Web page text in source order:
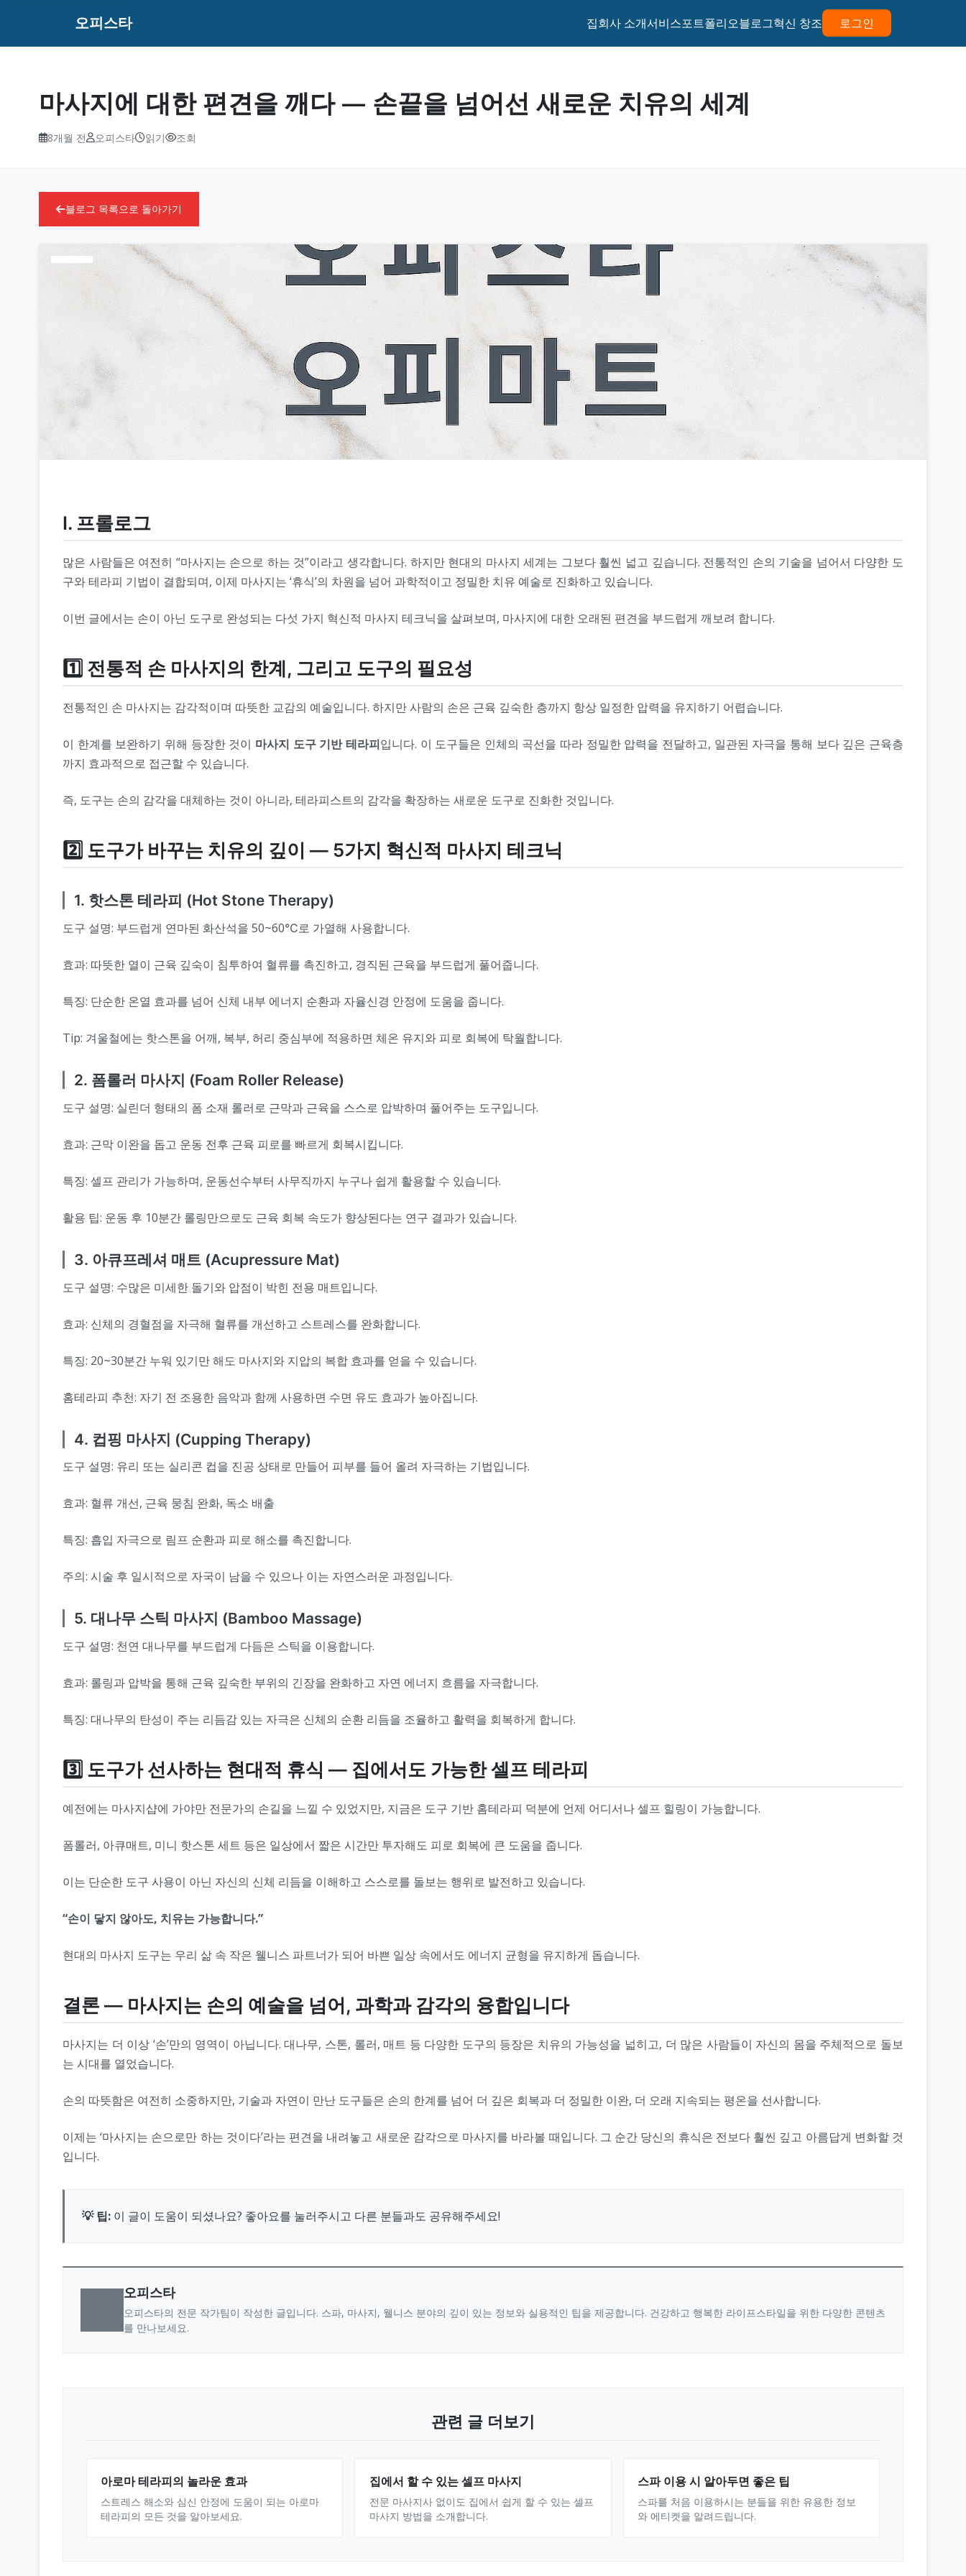
오피스타 집회사 소개서비스포트폴리오블로그혁신 창조 로그인
마사지에 대한 편견을 깨다 — 손끝을 넘어선 새로운 치유의 세계
8개월 전 오피스타 읽기 조회
블로그 목록으로 돌아가기
Ⅰ. 프롤로그
많은 사람들은 여전히 “마사지는 손으로 하는 것”이라고 생각합니다. 하지만 현대의 마사지 세계는 그보다 훨씬 넓고 깊습니다. 전통적인 손의 기술을 넘어서 다양한 도
구와 테라피 기법이 결합되며, 이제 마사지는 ‘휴식’의 차원을 넘어 과학적이고 정밀한 치유 예술로 진화하고 있습니다.
이번 글에서는 손이 아닌 도구로 완성되는 다섯 가지 혁신적 마사지 테크닉을 살펴보며, 마사지에 대한 오래된 편견을 부드럽게 깨보려 합니다.
1️⃣ 전통적 손 마사지의 한계, 그리고 도구의 필요성
전통적인 손 마사지는 감각적이며 따뜻한 교감의 예술입니다. 하지만 사람의 손은 근육 깊숙한 층까지 항상 일정한 압력을 유지하기 어렵습니다.
이 한계를 보완하기 위해 등장한 것이 마사지 도구 기반 테라피입니다. 이 도구들은 인체의 곡선을 따라 정밀한 압력을 전달하고, 일관된 자극을 통해 보다 깊은 근육층
까지 효과적으로 접근할 수 있습니다.
즉, 도구는 손의 감각을 대체하는 것이 아니라, 테라피스트의 감각을 확장하는 새로운 도구로 진화한 것입니다.
2️⃣ 도구가 바꾸는 치유의 깊이 — 5가지 혁신적 마사지 테크닉
1. 핫스톤 테라피 (Hot Stone Therapy)
도구 설명: 부드럽게 연마된 화산석을 50~60℃로 가열해 사용합니다.
효과: 따뜻한 열이 근육 깊숙이 침투하여 혈류를 촉진하고, 경직된 근육을 부드럽게 풀어줍니다.
특징: 단순한 온열 효과를 넘어 신체 내부 에너지 순환과 자율신경 안정에 도움을 줍니다.
Tip: 겨울철에는 핫스톤을 어깨, 복부, 허리 중심부에 적용하면 체온 유지와 피로 회복에 탁월합니다.
2. 폼롤러 마사지 (Foam Roller Release)
도구 설명: 실린더 형태의 폼 소재 롤러로 근막과 근육을 스스로 압박하며 풀어주는 도구입니다.
효과: 근막 이완을 돕고 운동 전후 근육 피로를 빠르게 회복시킵니다.
특징: 셀프 관리가 가능하며, 운동선수부터 사무직까지 누구나 쉽게 활용할 수 있습니다.
활용 팁: 운동 후 10분간 롤링만으로도 근육 회복 속도가 향상된다는 연구 결과가 있습니다.
3. 아큐프레셔 매트 (Acupressure Mat)
도구 설명: 수많은 미세한 돌기와 압점이 박힌 전용 매트입니다.
효과: 신체의 경혈점을 자극해 혈류를 개선하고 스트레스를 완화합니다.
특징: 20~30분간 누워 있기만 해도 마사지와 지압의 복합 효과를 얻을 수 있습니다.
홈테라피 추천: 자기 전 조용한 음악과 함께 사용하면 수면 유도 효과가 높아집니다.
4. 컵핑 마사지 (Cupping Therapy)
도구 설명: 유리 또는 실리콘 컵을 진공 상태로 만들어 피부를 들어 올려 자극하는 기법입니다.
효과: 혈류 개선, 근육 뭉침 완화, 독소 배출
특징: 흡입 자극으로 림프 순환과 피로 해소를 촉진합니다.
주의: 시술 후 일시적으로 자국이 남을 수 있으나 이는 자연스러운 과정입니다.
5. 대나무 스틱 마사지 (Bamboo Massage)
도구 설명: 천연 대나무를 부드럽게 다듬은 스틱을 이용합니다.
효과: 롤링과 압박을 통해 근육 깊숙한 부위의 긴장을 완화하고 자연 에너지 흐름을 자극합니다.
특징: 대나무의 탄성이 주는 리듬감 있는 자극은 신체의 순환 리듬을 조율하고 활력을 회복하게 합니다.
3️⃣ 도구가 선사하는 현대적 휴식 — 집에서도 가능한 셀프 테라피
예전에는 마사지샵에 가야만 전문가의 손길을 느낄 수 있었지만, 지금은 도구 기반 홈테라피 덕분에 언제 어디서나 셀프 힐링이 가능합니다.
폼롤러, 아큐매트, 미니 핫스톤 세트 등은 일상에서 짧은 시간만 투자해도 피로 회복에 큰 도움을 줍니다.
이는 단순한 도구 사용이 아닌 자신의 신체 리듬을 이해하고 스스로를 돌보는 행위로 발전하고 있습니다.
“손이 닿지 않아도, 치유는 가능합니다.”
현대의 마사지 도구는 우리 삶 속 작은 웰니스 파트너가 되어 바쁜 일상 속에서도 에너지 균형을 유지하게 돕습니다.
결론 — 마사지는 손의 예술을 넘어, 과학과 감각의 융합입니다
마사지는 더 이상 ‘손’만의 영역이 아닙니다. 대나무, 스톤, 롤러, 매트 등 다양한 도구의 등장은 치유의 가능성을 넓히고, 더 많은 사람들이 자신의 몸을 주체적으로 돌보
는 시대를 열었습니다.
손의 따뜻함은 여전히 소중하지만, 기술과 자연이 만난 도구들은 손의 한계를 넘어 더 깊은 회복과 더 정밀한 이완, 더 오래 지속되는 평온을 선사합니다.
이제는 ‘마사지는 손으로만 하는 것이다’라는 편견을 내려놓고 새로운 감각으로 마사지를 바라볼 때입니다. 그 순간 당신의 휴식은 전보다 훨씬 깊고 아름답게 변화할 것
입니다.
💡 팁: 이 글이 도움이 되셨나요? 좋아요를 눌러주시고 다른 분들과도 공유해주세요!
오피스타
오피스타의 전문 작가팀이 작성한 글입니다. 스파, 마사지, 웰니스 분야의 깊이 있는 정보와 실용적인 팁을 제공합니다. 건강하고 행복한 라이프스타일을 위한 다양한 콘텐츠
를 만나보세요.
관련 글 더보기
아로마 테라피의 놀라운 효과
스트레스 해소와 심신 안정에 도움이 되는 아로마
테라피의 모든 것을 알아보세요.
집에서 할 수 있는 셀프 마사지
전문 마사지사 없이도 집에서 쉽게 할 수 있는 셀프
마사지 방법을 소개합니다.
스파 이용 시 알아두면 좋은 팁
스파를 처음 이용하시는 분들을 위한 유용한 정보
와 에티켓을 알려드립니다.